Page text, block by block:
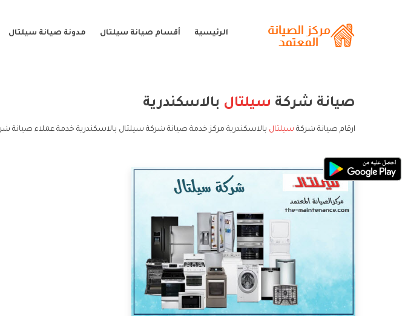
الرئيسية أقسام صيانة سيلتال مدونة صيانة سيلتال
صيانة شركة سيلتال بالاسكندرية
ارقام صيانة شركة سيلتال بالاسكندرية مركز خدمة صيانة شركة سيلتال بالاسكندرية خدمة عملاء صيانة